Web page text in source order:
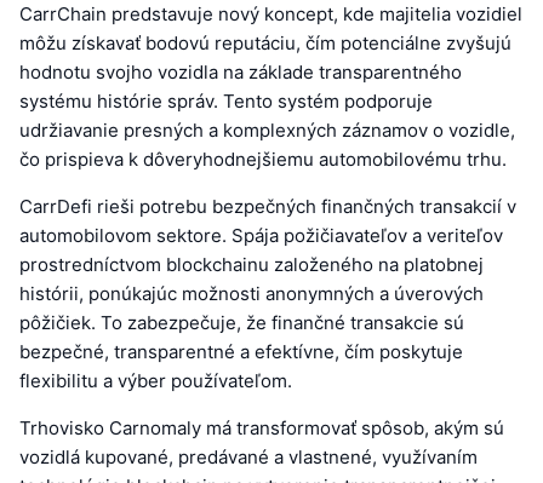
CarrChain predstavuje nový koncept, kde majitelia vozidiel
môžu získavať bodovú reputáciu, čím potenciálne zvyšujú
hodnotu svojho vozidla na základe transparentného
systému histórie správ. Tento systém podporuje
udržiavanie presných a komplexných záznamov o vozidle,
čo prispieva k dôveryhodnejšiemu automobilovému trhu.
CarrDefi rieši potrebu bezpečných finančných transakcií v
automobilovom sektore. Spája požičiavateľov a veriteľov
prostredníctvom blockchainu založeného na platobnej
histórii, ponúkajúc možnosti anonymných a úverových
pôžičiek. To zabezpečuje, že finančné transakcie sú
bezpečné, transparentné a efektívne, čím poskytuje
flexibilitu a výber používateľom.
Trhovisko Carnomaly má transformovať spôsob, akým sú
vozidlá kupované, predávané a vlastnené, využívaním